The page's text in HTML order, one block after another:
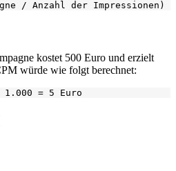
kostet 500 Euro und erzielt
würde wie folgt berechnet: